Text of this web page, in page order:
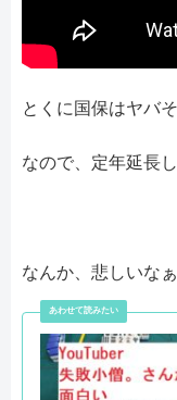
とくに国保はヤバそ
なので、定年延長
なんか、悲しいな